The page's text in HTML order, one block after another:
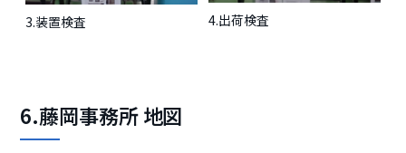
3.装置検査 4.出荷検査
6.藤岡事務所 地図